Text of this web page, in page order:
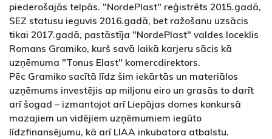
piederošajās telpās. "NordePlast" reģistrēts 2015.gadā,
SEZ statusu ieguvis 2016.gadā, bet ražošanu uzsācis
tikai 2017.gadā, pastāstīja "NordePlast" valdes loceklis
Romans Gramiko, kurš savā laikā karjeru sācis kā
uzņēmuma "Tonus Elast" komercdirektors.
Pēc Gramiko sacītā līdz šim iekārtās un materiālos
uzņēmums investējis ap miljonu eiro un grasās to darīt
arī šogad – izmantojot arī Liepājas domes konkursā
mazajiem un vidējiem uzņēmumiem iegūto
līdzfinansējumu, kā arī LIAA inkubatora atbalstu.